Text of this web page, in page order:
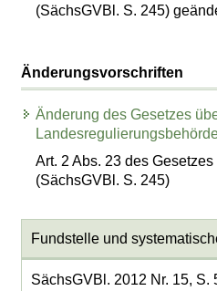
(SächsGVBl. S. 245)
Änderungsvorschriften
Änderung des Gesetzes
Art. 2 Abs. 23 des
(SächsGVBl. S. 245)
Fundstelle und
SächsGVBl. 2012 Nr. 15, S.